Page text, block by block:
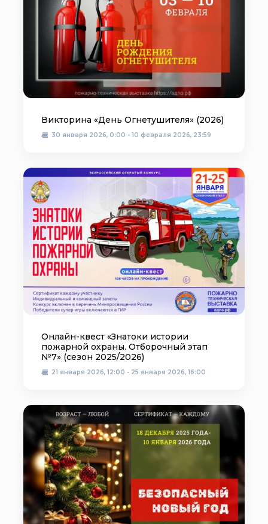
Викторина «День Огнетушителя» (2026)
30 января 2026, 0:00 - 10 февраля 2026, 23:59
Онлайн-квест «Знатоки истории
пожарной охраны. Отборочный этап
№7» (сезон 2025/2026)
21 января 2026, 12:00 - 25 января 2026, 16:00